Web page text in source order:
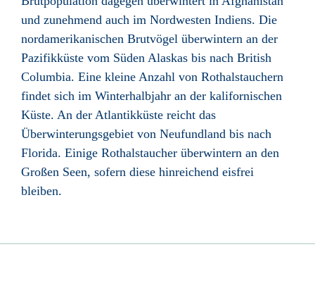
und zunehmend auch im Nordwesten Indiens. Die
nordamerikanischen Brutvögel überwintern an der
Pazifikküste vom Süden Alaskas bis nach British
Columbia. Eine kleine Anzahl von Rothalstauchern
findet sich im Winterhalbjahr an der kalifornischen
Küste. An der Atlantikküste reicht das
Überwinterungsgebiet von Neufundland bis nach
Florida. Einige Rothalstaucher überwintern an den
Großen Seen, sofern diese hinreichend eisfrei
bleiben.